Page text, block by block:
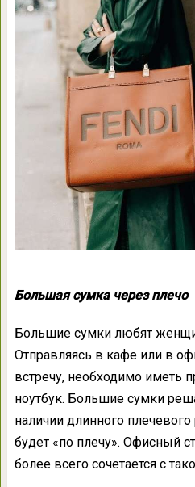
Большая сумка через плечо
Большие сумки любят
Отправляясь в кафе или в
встречу, необходимо иметь
ноутбук. Большие сумки
наличии длинного
будет «по плечу». Офисный
более всего сочетается с